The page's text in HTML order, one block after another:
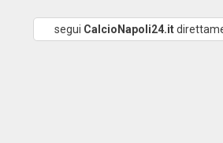
segui CalcioNapoli24.it